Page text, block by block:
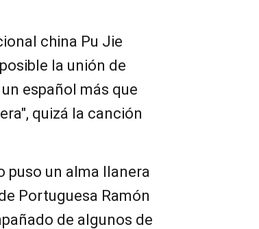
china Pu Jie
la unión de
español más que
quizá la canción
puso un alma llanera
Portuguesa Ramón
de algunos de